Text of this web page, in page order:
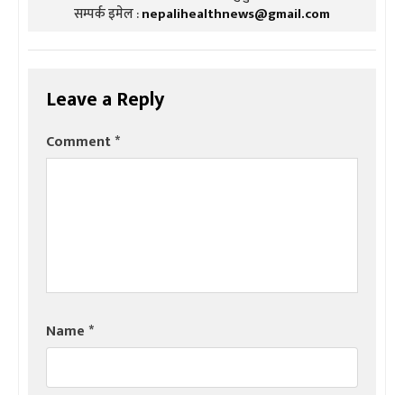
सम्पर्क इमेल :nepalihealthnews@gmail.com
Leave a Reply
Comment*
Name*